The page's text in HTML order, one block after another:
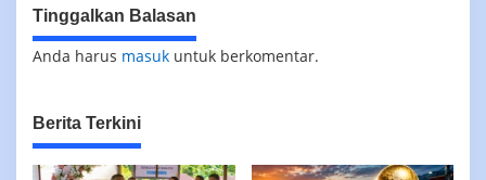
Tinggalkan Balasan
Anda harus masuk untuk berkomentar.
Berita Terkini